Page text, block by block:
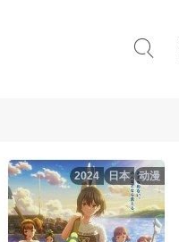
动漫
日本
2024